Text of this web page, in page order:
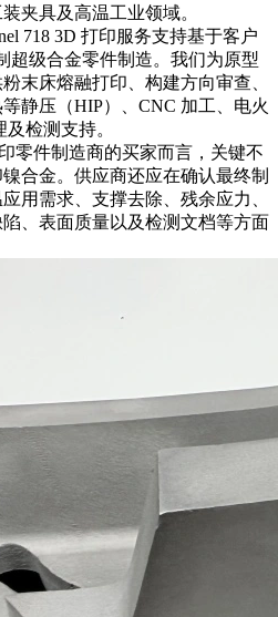
夹具及高温工业领域。
718 3D 打印服务支持基于客户
超级合金零件制造。我们为原型
末床熔融打印、构建方向审查、
静压（HIP）、CNC 加工、电火
检测支持。
零件制造商的买家而言，关键不
合金。供应商还应在确认最终制
用需求、支撑去除、残余应力、
、表面质量以及检测文档等方面